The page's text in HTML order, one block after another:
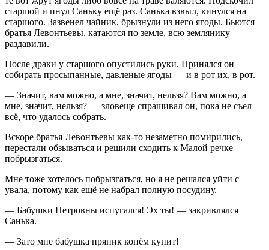
старшой и пнул Саньку ещё раз. Санька взвыл, кинулся на
старшого. Зазвенел чайник, брызнули из него ягоды. Бьются
братья Левонтьевы, катаются по земле, всю землянику
раздавили.
После драки у старшого опустились руки. Принялся он
собирать просыпанные, давленые ягоды — и в рот их, в рот.
— Значит, вам можно, а мне, значит, нельзя? Вам можно, а
мне, значит, нельзя? — зловеще спрашивал он, пока не съел
всё, что удалось собрать.
Вскоре братья Левонтьевы как-то незаметно помирились,
перестали обзываться и решили сходить к Малой речке
побрызгаться.
Мне тоже хотелось побрызгаться, но я не решался уйти с
увала, потому как ещё не набрал полную посудину.
— Бабушки Петровны испугался! Эх ты! — закривлялся
Санька.
— Зато мне бабушка пряник конём купит!